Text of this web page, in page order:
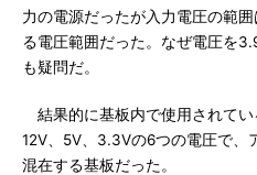
力の電源だったが入力電圧の範
る電圧範囲だった。なぜ電圧を
も疑問だ。
結果的に基板内で使用されてい
12V、5V、3.3Vの6つの電圧で、
混在する基板だった。